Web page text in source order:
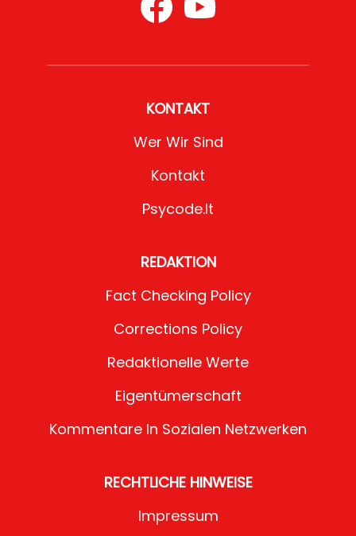
KONTAKT
Wer Wir Sind
Kontakt
Psycode.it
REDAKTION
Fact Checking Policy
Corrections Policy
Redaktionelle Werte
Eigentümerschaft
Kommentare In Sozialen Netzwerken
RECHTLICHE HINWEISE
Impressum